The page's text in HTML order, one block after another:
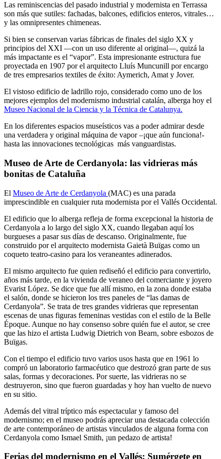
Las reminiscencias del pasado industrial y modernista en Terrassa
son más que sutiles: fachadas, balcones, edificios enteros, vitrales…
y las omnipresentes chimeneas.
Si bien se conservan varias fábricas de finales del siglo XX y
principios del XXI —con un uso diferente al original—, quizá la
más impactante es el “vapor”. Esta impresionante estructura fue
proyectada en 1907 por el arquitecto Lluís Muncunill por encargo
de tres empresarios textiles de éxito: Aymerich, Amat y Jover.
El vistoso edificio de ladrillo rojo, considerado como uno de los
mejores ejemplos del modernismo industrial catalán, alberga hoy el
Museo Nacional de la Ciencia y la Técnica de Catalunya.
En los diferentes espacios museísticos vas a poder admirar desde
una verdadera y original máquina de vapor –¡que aún funciona!-
hasta las innovaciones tecnológicas más vanguardistas.
Museo de Arte de Cerdanyola: las vidrieras más
bonitas de Cataluña
El Museo de Arte de Cerdanyola (MAC) es una parada
imprescindible en cualquier ruta modernista por el Vallés Occidental.
El edificio que lo alberga refleja de forma excepcional la historia de
Cerdanyola a lo largo del siglo XX, cuando llegaban aquí los
burgueses a pasar sus días de descanso. Originalmente, fue
construido por el arquitecto modernista Gaietà Buïgas como un
coqueto teatro-casino para los veraneantes adinerados.
El mismo arquitecto fue quien rediseñó el edificio para convertirlo,
años más tarde, en la vivienda de veraneo del comerciante y joyero
Evarist López. Se dice que fue allí mismo, en la zona donde estaba
el salón, donde se hicieron los tres paneles de “las damas de
Cerdanyola”. Se trata de tres grandes vidrieras que representan
escenas de unas figuras femeninas vestidas con el estilo de la Belle
Époque. Aunque no hay consenso sobre quién fue el autor, se cree
que las hizo el artista Ludwig Dietrich von Bearn, sobre esbozos de
Buïgas.
Con el tiempo el edificio tuvo varios usos hasta que en 1961 lo
compró un laboratorio farmacéutico que destrozó gran parte de sus
salas, formas y decoraciones. Por suerte, las vidrieras no se
destruyeron, sino que fueron guardadas y hoy han vuelto de nuevo
en su sitio.
Además del vitral tríptico más espectacular y famoso del
modernismo; en el museo podrás apreciar una destacada colección
de arte contemporáneo de artistas vinculados de alguna forma con
Cerdanyola como Ismael Smith, ¡un pedazo de artista!
Ferias del modernismo en el Vallés: Sumérgete en